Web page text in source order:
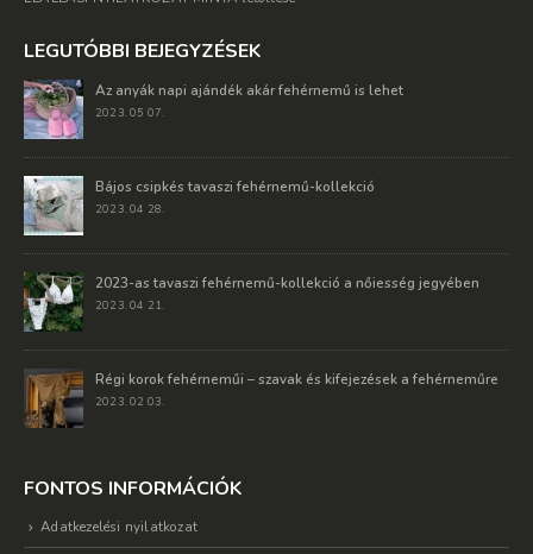
LEGUTÓBBI BEJEGYZÉSEK
Az anyák napi ajándék akár fehérnemű is lehet
2023. 05 07.
Bájos csipkés tavaszi fehérnemű-kollekció
2023. 04 28.
2023-as tavaszi fehérnemű-kollekció a nőiesség jegyében
2023. 04 21.
Régi korok fehérneműi – szavak és kifejezések a fehérneműre
2023. 02 03.
FONTOS INFORMÁCIÓK
Adatkezelési nyilatkozat